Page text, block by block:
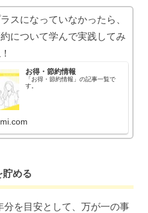
スになっていなかったら、
について学んで実践してみ
お得・節約情報
「お得・節約情報」の記事一覧で
す。
貯める
分を目安として、万が一の事